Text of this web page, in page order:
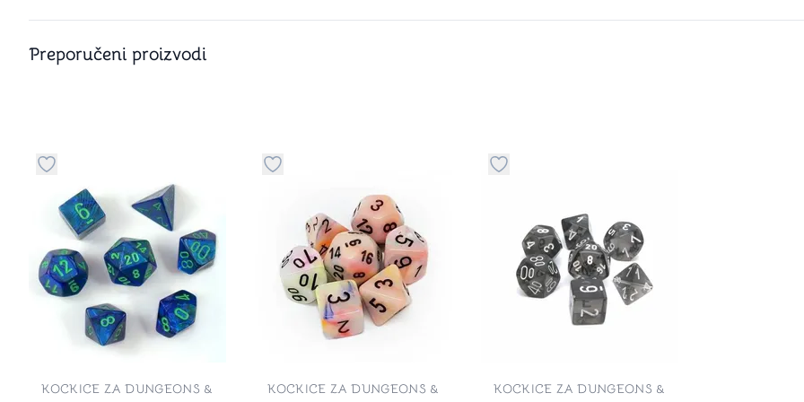
Preporučeni proizvodi
Dugme za dodavanje stvari u kategoriju omiljeno
KOCKICE ZA DUNGEONS &
Dugme za dodavanje stvari u kategoriju omiljeno
KOCKICE ZA DUNGEONS &
Dugme za dodavanje stvari u kategoriju omiljeno
KOCKICE ZA DUNGEONS &